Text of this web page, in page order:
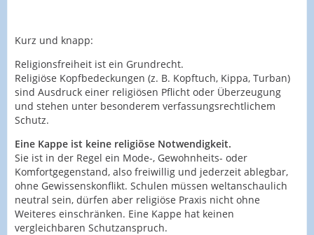
Kurz und knapp:
Religionsfreiheit ist ein Grundrecht.
Religiöse Kopfbedeckungen (z. B. Kopftuch, Kippa, Turban)
sind Ausdruck einer religiösen Pflicht oder Überzeugung
und stehen unter besonderem verfassungsrechtlichem
Schutz.
Eine Kappe ist keine religiöse Notwendigkeit.
Sie ist in der Regel ein Mode-, Gewohnheits- oder
Komfortgegenstand, also freiwillig und jederzeit ablegbar,
ohne Gewissenskonflikt. Schulen müssen weltanschaulich
neutral sein, dürfen aber religiöse Praxis nicht ohne
Weiteres einschränken. Eine Kappe hat keinen
vergleichbaren Schutzanspruch.